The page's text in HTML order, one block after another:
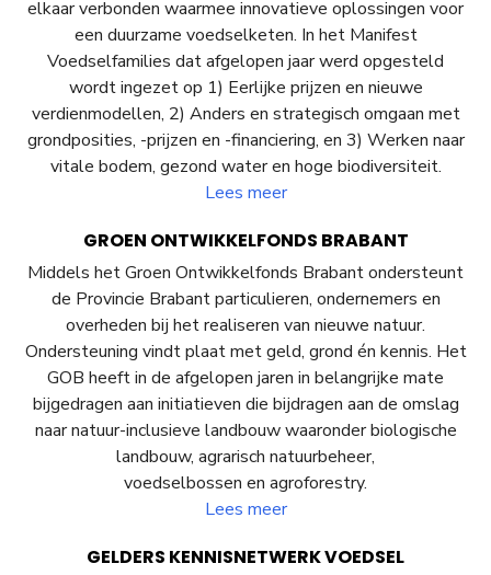
elkaar verbonden waarmee innovatieve oplossingen voor
een duurzame voedselketen. In het Manifest
Voedselfamilies dat afgelopen jaar werd opgesteld
wordt ingezet op 1) Eerlijke prijzen en nieuwe
verdienmodellen, 2) Anders en strategisch omgaan met
grondposities, -prijzen en -financiering, en 3) Werken naar
vitale bodem, gezond water en hoge biodiversiteit.
Lees meer
GROEN ONTWIKKELFONDS BRABANT
Middels het Groen Ontwikkelfonds Brabant ondersteunt
de Provincie Brabant particulieren, ondernemers en
overheden bij het realiseren van nieuwe natuur.
Ondersteuning vindt plaat met geld, grond én kennis. Het
GOB heeft in de afgelopen jaren in belangrijke mate
bijgedragen aan initiatieven die bijdragen aan de omslag
naar natuur-inclusieve landbouw waaronder biologische
landbouw, agrarisch natuurbeheer,
voedselbossen en agroforestry.
Lees meer
GELDERS KENNISNETWERK VOEDSEL